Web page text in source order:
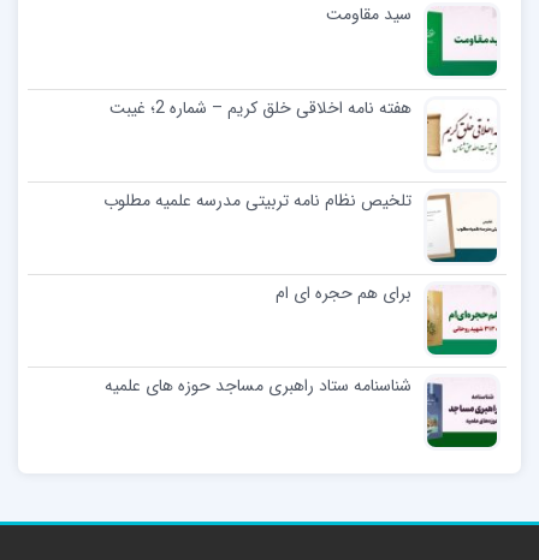
سید مقاومت
هفته نامه اخلاقی خلق کریم – شماره 2؛ غیبت
تلخیص نظام نامه تربیتی مدرسه علمیه مطلوب
برای هم حجره ای ام
شناسنامه ستاد راهبری مساجد حوزه های علمیه